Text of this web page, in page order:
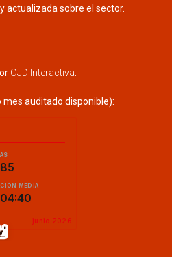
actualizada sobre el sector.
OJD Interactiva
mes auditado disponible):